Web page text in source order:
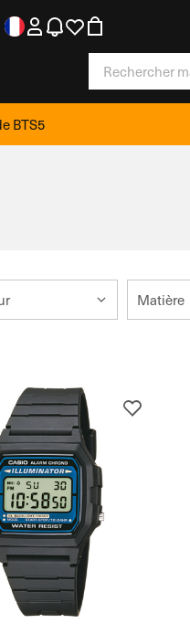
BTS5
Matière